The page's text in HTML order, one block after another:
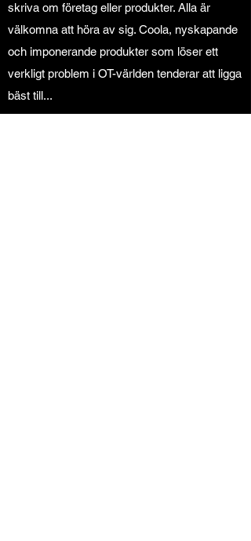
skriva om företag eller produkter. Alla är
välkomna att höra av sig. Coola, nyskapande
och imponerande produkter som löser ett
verkligt problem i OT-världen tenderar att ligga
bäst till...